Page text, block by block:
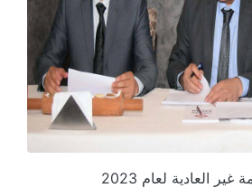
العادية لعام 2023